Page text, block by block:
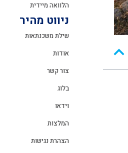
הלוואה מיידית
ניווט מהיר
שילת משכנתאות
אודות
צור קשר
בלוג
וידאו
המלצות
הצהרת נגישות